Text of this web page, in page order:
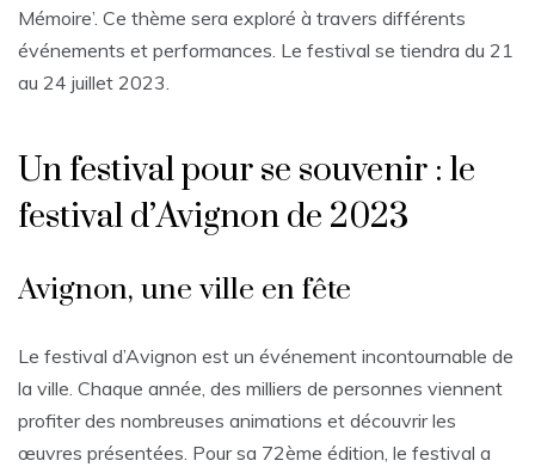
Mémoire’. Ce thème sera exploré à travers différents
événements et performances. Le festival se tiendra du 21
au 24 juillet 2023.
Un festival pour se souvenir : le
festival d’Avignon de 2023
Avignon, une ville en fête
Le festival d’Avignon est un événement incontournable de
la ville. Chaque année, des milliers de personnes viennent
profiter des nombreuses animations et découvrir les
œuvres présentées. Pour sa 72ème édition, le festival a